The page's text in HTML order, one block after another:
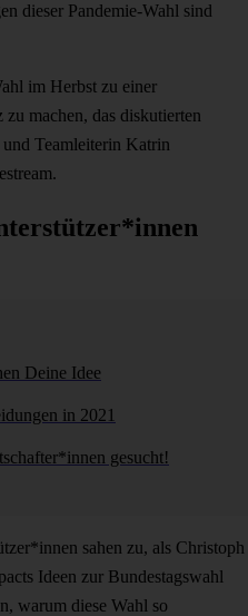
dieser Pandemie-Wahl sind
im Herbst zu einer
machen, das diskutierten
Teamleiterin Katrin
Deine Idee
in 2021
gesucht!
sahen zu, als Christoph
Ideen zur Bundestagswahl
warum diese Wahl so